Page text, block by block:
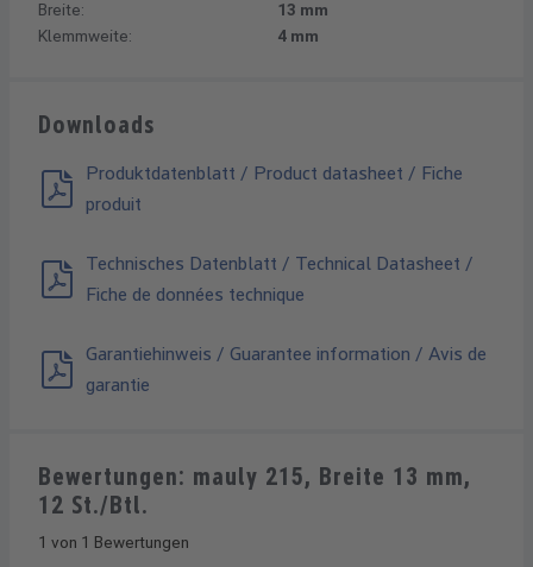
Breite:
13 mm
Klemmweite:
4 mm
Downloads
Produktdatenblatt / Product datasheet / Fiche
produit
Technisches Datenblatt / Technical Datasheet /
Fiche de données technique
Garantiehinweis / Guarantee information / Avis de
garantie
Bewertungen: mauly 215, Breite 13 mm,
12 St./Btl.
1 von 1 Bewertungen